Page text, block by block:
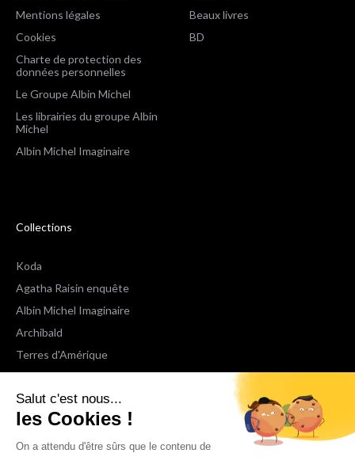
Salut c'est nous...
les Cookies !
On a attendu d'être sûrs que le contenu de
Mentions légales
Cookies
Charte de protection des
données personnelles
Le Groupe Albin Michel
Les librairies du groupe Albin
Michel
Albin Michel Imaginaire
Beaux livres
BD
Collections
Koda
Agatha Raisin enquête
Albin Michel Imaginaire
Archibald
Terres d'Amérique
Espaces Libres Poche
NOX
Wiz
Voir toutes les collections